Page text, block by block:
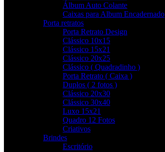
Álbum Auto Colante
Caixas para Album Encadernado
Porta retratos
Porta Retrato Design
Clássico 10x15
Clássico 15x21
Clássico 20x25
Clássico ( Quadradinho )
Porta Retrato ( Caixa )
Duplos ( 2 fotos )
Clássico 20x30
Clássico 30x40
Luxo 15x21
Quadro 12 Fotos
Criativos
Brindes
Escritório